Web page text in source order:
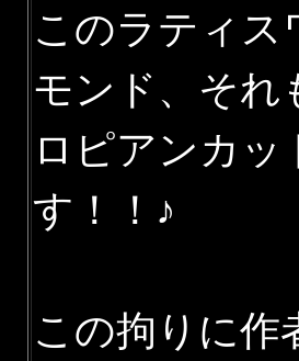
このラティス
モンド、それ
ロピアンカ
す！！♪
この拘りに作